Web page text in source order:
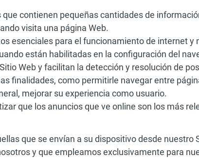
contienen pequeñas cantidades de
visita una página Web.
esenciales para el funcionamiento de internet y
están habilitadas en la configuración del
Web y facilitan la detección y resolución de
finalidades, como permitirle navegar entre
mejorar su experiencia como usuario.
que los anuncios que ve online son los más
que se envían a su dispositivo desde nuestro
y que empleamos exclusivamente para